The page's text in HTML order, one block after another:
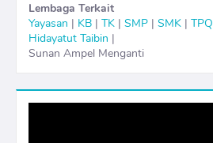
Lembaga Terkait
Yayasan | KB | TK | SMP | SMK | TPQ
Hidayatut Taibin |
Sunan Ampel Menganti